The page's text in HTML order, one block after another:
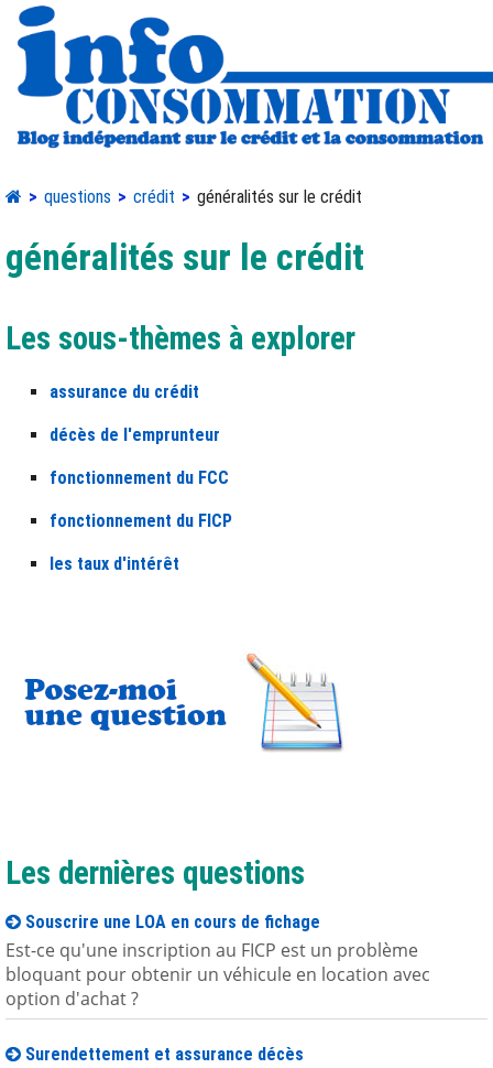
questions crédit généralités sur le crédit
généralités sur le crédit
Les sous-thèmes à explorer
assurance du crédit
décès de l'emprunteur
fonctionnement du FCC
fonctionnement du FICP
les taux d'intérêt
Les dernières questions
Souscrire une LOA en cours de fichage
Est-ce qu'une inscription au FICP est un problème
bloquant pour obtenir un véhicule en location avec
option d'achat ?
Surendettement et assurance décès